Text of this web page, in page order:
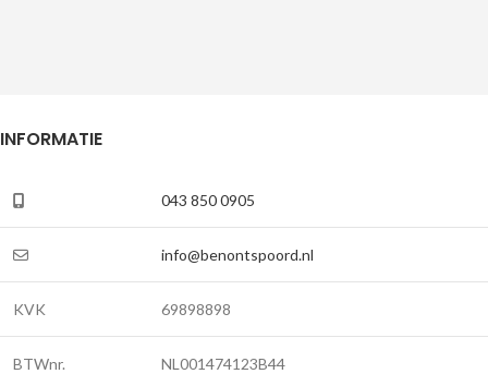
INFORMATIE
043 850 0905
info@benontspoord.nl
KVK 69898898
BTWnr. NL001474123B44